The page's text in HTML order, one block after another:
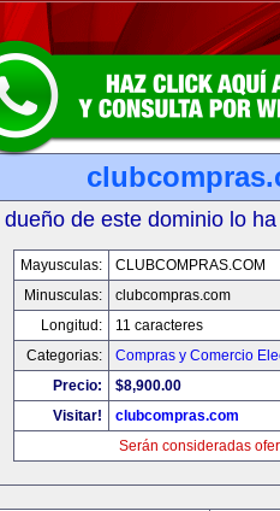
dueño de este dominio lo
Mayusculas:
CLUBCOMPRAS.COM
Minusculas:
clubcompras.com
Longitud:
11 caracteres
Categorias:
Compras y Comercio
Precio:
$8,900.00
Visitar!
clubcompras.com
Serán consideradas